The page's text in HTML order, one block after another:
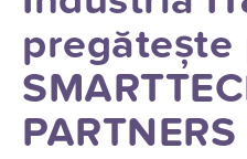
pregătește